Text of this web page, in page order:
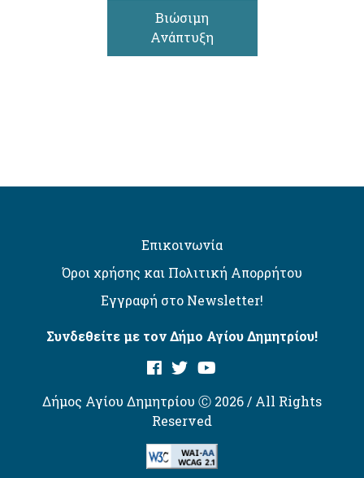
Βιώσιμη
Ανάπτυξη
Επικοινωνία
Όροι χρήσης και Πολιτική Απορρήτου
Εγγραφή στο Newsletter!
Συνδεθείτε με τον Δήμο Αγίου Δημητρίου!
Δήμος Αγίου Δημητρίου Ⓒ 2026 / All Rights
Reserved